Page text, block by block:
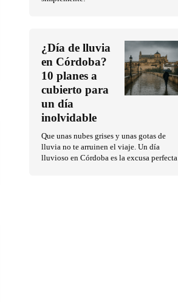
¿Día de lluvia
en Córdoba?
10 planes a
cubierto para
un día
inolvidable
Que unas nubes grises y unas gotas de
lluvia no te arruinen el viaje. Un día
lluvioso en Córdoba es la excusa perfecta